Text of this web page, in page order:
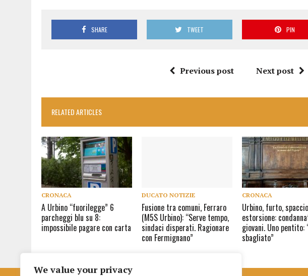
We value your privacy
SHARE TWEET PIN
Previous post Next post
RELATED ARTICLES
CRONACA
A Urbino “fuorilegge” 6
parcheggi blu su 8:
impossibile pagare con carta
DUCATO NOTIZIE
Fusione tra comuni, Ferraro
(M5S Urbino): “Serve tempo,
sindaci disperati. Ragionare
con Fermignano”
CRONACA
Urbino, furto,
estorsione:
giovani. Uno pentito:
sbagliato”